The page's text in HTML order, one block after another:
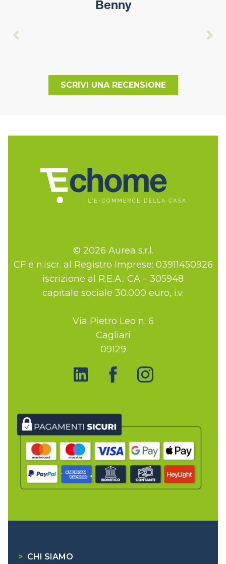
Benny
SCRIVI UNA RECENSIONE
© 2026 Aurea s.r.l.
CF e n.iscr. al Registro Imprese: 03911450926
iscrizione al R.E.A.: CA – 305948
capitale sociale 30.000 euro, i.v.
Via Pietro Leo n. 6
Cagliari
09129
> CHI SIAMO